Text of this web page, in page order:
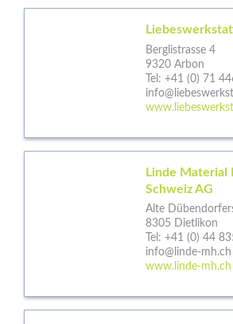
Berglistrasse 4
9320 Arbon
Tel: +41 (0) 71
Linde Material
Schweiz AG
Alte
8305 Dietlikon
Tel: +41 (0) 44
info@linde-mh.ch
www.linde-mh.ch